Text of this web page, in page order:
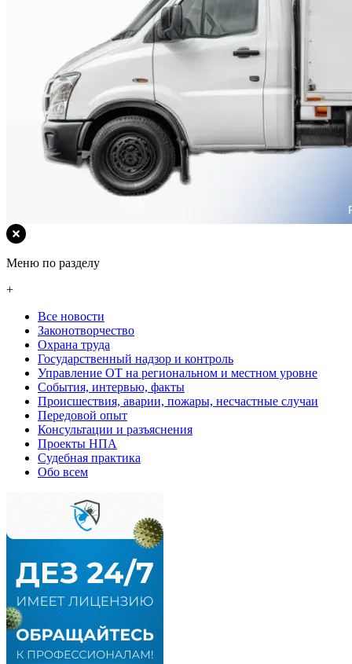
Меню по разделу
+
Все новости
Законотворчество
Охрана труда
Государственный надзор и контроль
Управление ОТ на региональном и местном уровне
События, интервью, факты
Происшествия, аварии, пожары, несчастные случаи
Передовой опыт
Консультации и разъяснения
Проекты НПА
Судебная практика
Обо всем